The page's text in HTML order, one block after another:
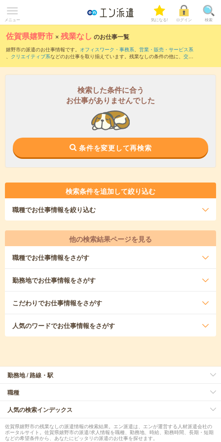
メニュー 気になる! ログイン 検索
佐賀県嬉野市 ×残業なし のお仕事一覧
嬉野市の派遣のお仕事情報です。 オフィスワーク・事務系、 営業・販売・サービス系
、 クリエイティブ系などのお仕事を取り揃えています。残業なしの条件の他に、 交通
検索した条件に合う
お仕事がありませんでした
条件を変更して再検索
検索条件を追加して絞り込む
職種でお仕事情報を絞り込む
他の検索結果ページを見る
職種でお仕事情報をさがす
勤務地でお仕事情報をさがす
こだわりでお仕事情報をさがす
人気のワードでお仕事情報をさがす
勤務地 / 路線・駅
職種
人気の検索インデックス
佐賀県嬉野市の残業なしの派遣情報の検索結果。エン派遣は、エンが運営する人材派遣会社の
ポータルサイト。佐賀県嬉野市の派遣/求人情報を職種、勤務地、時給、勤務時間、長期・短期
などの希望条件から、あなたにピッタリの派遣のお仕事を探せます。